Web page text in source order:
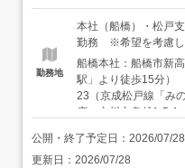
心！
た分だけあなたにお
円以上も！）【年収
788万円（入社3年目
プレイヤーは年収
効率化を視野に働き
会社のシステムは20
仕事ができるように
残業時間が減ってき
2024年より固定残業
数は120日以上になり
勤務地
本社（船橋）・松戸
勤務 ※希望を考慮し
船橋本社：船橋市新
駅」より徒歩15分）
23（京成松戸線「み
店：市川市鬼越1-5-1
舗での増員募集です
公開・終了予定日： 2026/07/28
更新日： 2026/07/28